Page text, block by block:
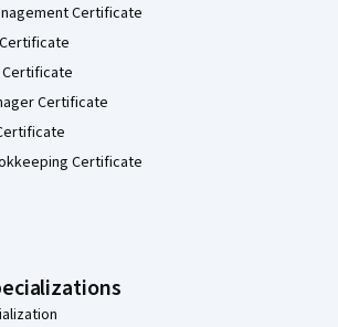
Certificate
Certificate
Certificate
Certificate